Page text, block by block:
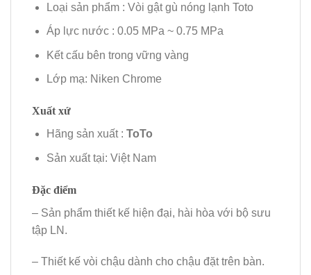
Loại sản phẩm : Vòi gật gù nóng lạnh Toto
Áp lực nước : 0.05 MPa ~ 0.75 MPa
Kết cấu bên trong vững vàng
Lớp mạ: Niken Chrome
Xuất xứ
Hãng sản xuất : ToTo
Sản xuất tại: Việt Nam
Đặc điểm
– Sản phẩm thiết kế hiện đại, hài hòa với bộ sưu
tập LN.
– Thiết kế vòi chậu dành cho chậu đặt trên bàn.